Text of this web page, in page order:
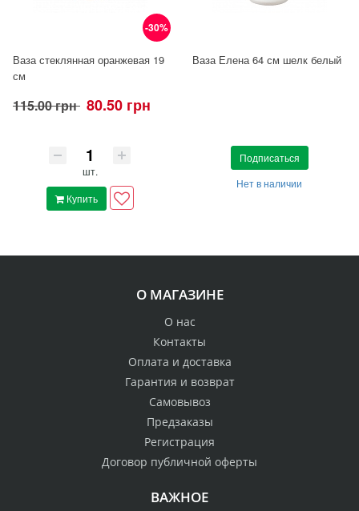
-30%
Ваза стеклянная оранжевая 19
см
115.00 грн 80.50 грн
шт.
Купить
Ваза Елена 64 см шелк белый
Подписаться
Нет в наличии
О МАГАЗИНЕ
О нас
Контакты
Оплата и доставка
Гарантия и возврат
Самовывоз
Предзаказы
Регистрация
Договор публичной оферты
ВАЖНОЕ